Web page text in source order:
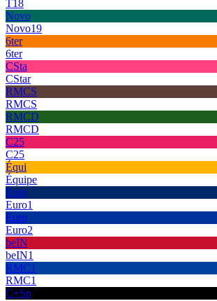
T18
Novo
Novo19
6ter
6ter
CSta
CStar
RMCS
RMCS
RMCD
RMCD
C25
C25
Équi
Équipe
Euro
Euro1
Euro
Euro2
beIN
beIN1
RMC1
RMC1
C+Sp